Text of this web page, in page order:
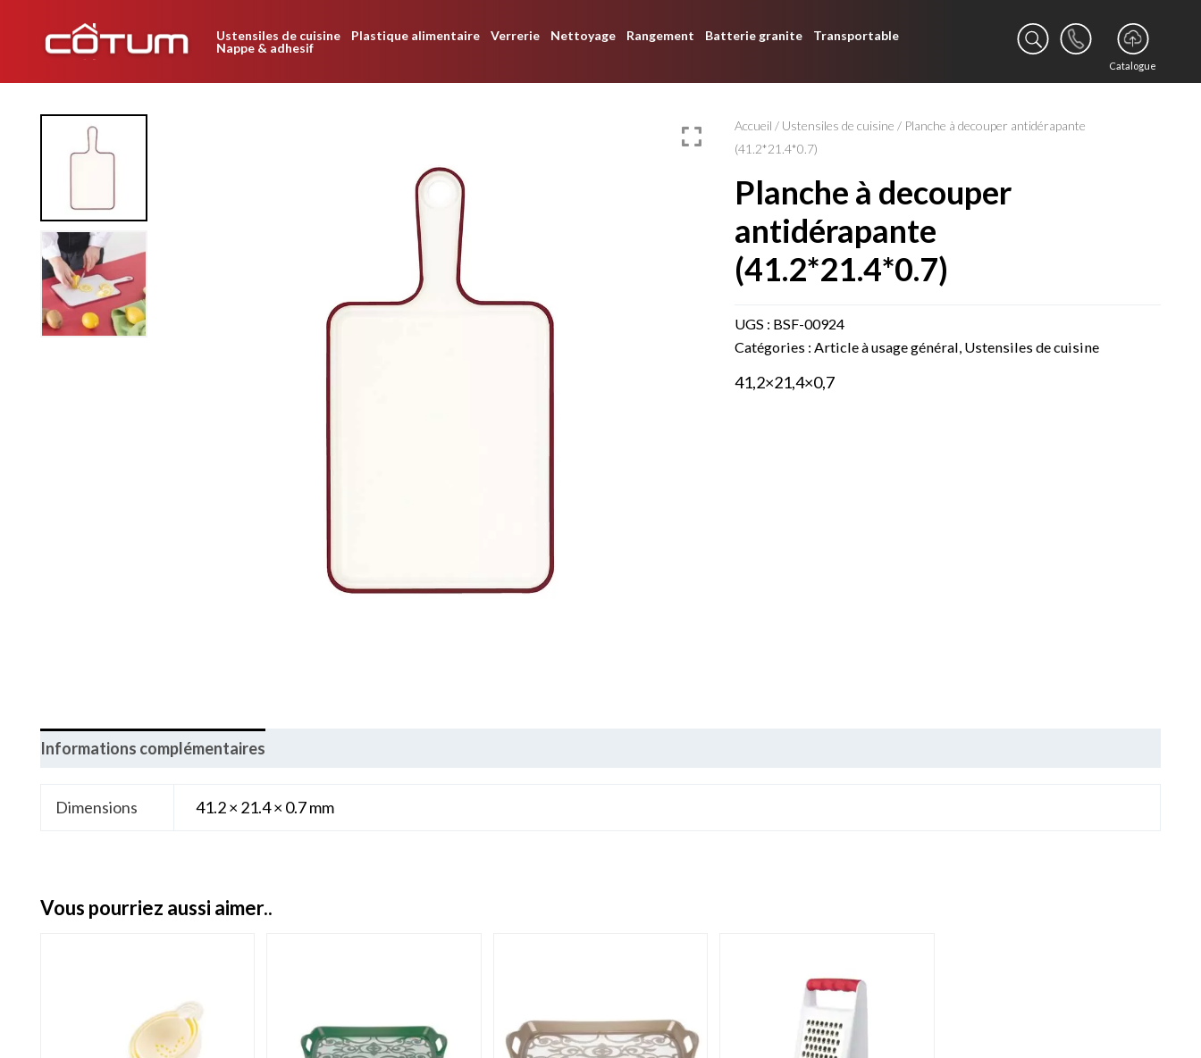
Ustensiles de cuisine Plastique alimentaire Verrerie Nettoyage Rangement Batterie granite
Transportable
Nappe & adhesif
Catalogue
Accueil / Ustensiles de cuisine / Planche à decouper antidérapante
(41.2*21.4*0.7)
planche à decouper
antidérapante
(41.2*21.4*0.7)
UGS : BSF-00924
Catégories :Article à usage général, Ustensiles de cuisine
41,2×21,4×0,7
Informations complémentaires
Dimensions 41.2 × 21.4 × 0.7 mm
vous pourriez aussi aimer..